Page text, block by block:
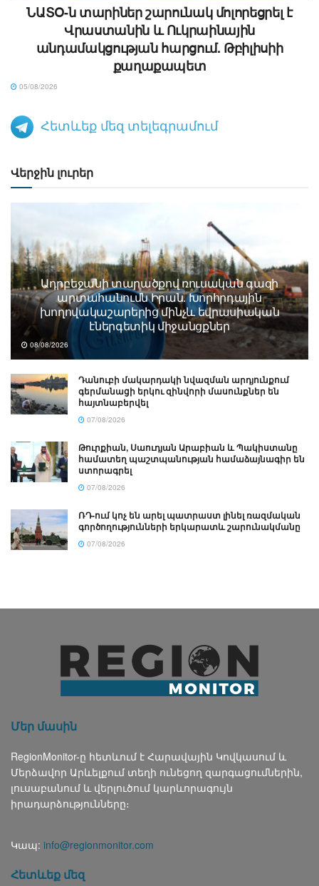
ՆԱՏՕ-ն տարիներ շարունակ մոլորեցրել է
Վրաստանին և Ուկրաինային
անդամակցության հարցում. Թբիլիսիի
քաղաքապետ
05/08/2026
Հետևեք մեզ տելեգրամում
Վերջին լուրեր
Ադրբեջանի տարածքով ռուսական գազի
արտահանումն Իրան. Խորհրդային
խողովակաշարերից մինչև եվրասիական
էներգետիկ միջանցքներ
08/08/2026
Դանուբի մակարդակի նվազման արդյունքում
գերմանացի երկու զինվորի մասունքներ են
հայտնաբերվել
07/08/2026
Թուրքիան, Սաուդյան Արաբիան և Պակիստանը
համատեղ պաշտպանության համաձայնագիր են
ստորագրել
07/08/2026
ՌԴ-ում կոչ են արել պատրաստ լինել ռազմական
գործողությունների երկարատև շարունակմանը
07/08/2026
Մեր մասին
RegionMonitor-ը հետևում է Հարավային Կովկասում և
Մերձավոր Արևելքում տեղի ունեցող զարգացումներին,
լուսաբանում և վերլուծում կարևորագույն
իրադարձությունները։
Կապ: info@regionmonitor.com
Հետևեք մեզ